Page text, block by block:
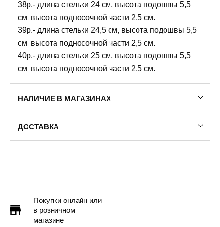
38р.- длина стельки 24 см, высота подошвы 5,5
см, высота подносочной части 2,5 см.
39р.- длина стельки 24,5 см, высота подошвы 5,5
см, высота подносочной части 2,5 см.
40р.- длина стельки 25 см, высота подошвы 5,5
см, высота подносочной части 2,5 см.
НАЛИЧИЕ В МАГАЗИНАХ
ДОСТАВКА
Пермь — бесплатно
Покупки онлайн или
в розничном
магазине